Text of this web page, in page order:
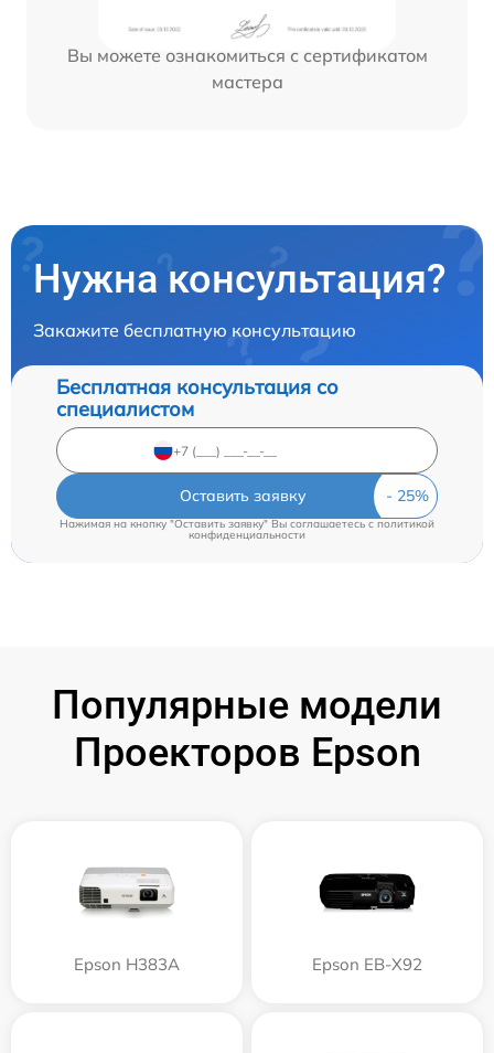
Вы можете ознакомиться с сертификатом
мастера
Нужна консультация?
Закажите бесплатную консультацию
Бесплатная консультация со
специалистом
Оставить заявку
Нажимая на кнопку "Оставить заявку" Вы соглашаетесь c политикой
конфиденциальности
Популярные модели
Проекторов Epson
Epson H383A Epson EB-X92